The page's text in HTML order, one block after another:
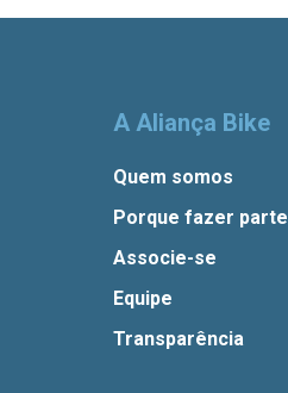
A Aliança Bike
Quem somos
Porque fazer parte
Associe-se
Equipe
Transparência